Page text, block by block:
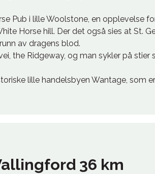
Pub i lille Woolstone, en opplevelse
Horse hill. Der det også sies at St.
av dragens blod.
the Ridgeway, og man sykler på
lille handelsbyen Wantage, som
36 km